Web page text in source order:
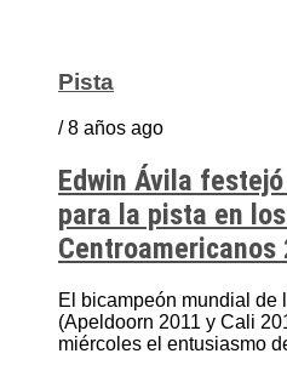
Pista
/ 8 años ago
Edwin Ávila
para la pista en
Centroamericanos
El bicampeón mundial de
(Apeldoorn 2011 y Cali
miércoles el entusiasmo